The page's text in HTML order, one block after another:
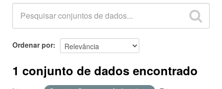
Ordenar por
1 conjunto de dados encontrado